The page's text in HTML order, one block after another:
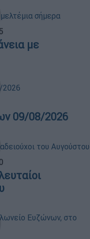
με
09/08/2026